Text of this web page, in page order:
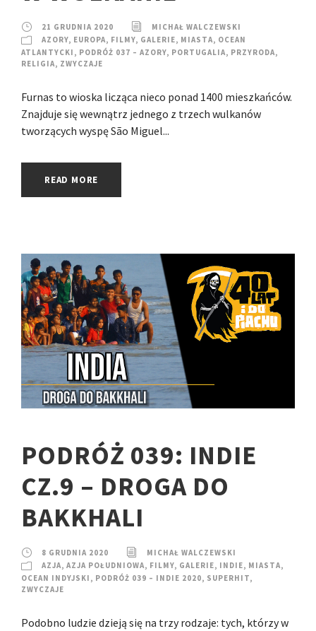
21 GRUDNIA 2020
MICHAŁ WALCZEWSKI
AZORY, EUROPA, FILMY, GALERIE, MIASTA, OCEAN
ATLANTYCKI , PODRÓŻ 037 – AZORY, PORTUGALIA, PRZYRODA,
RELIGIA, ZWYCZAJE
Furnas to wioska licząca nieco ponad 1400 mieszkańców.
Znajduje się wewnątrz jednego z trzech wulkanów
tworzących wyspę São Miguel...
READ MORE
PODRÓŻ 039: INDIE
CZ.9 – DROGA DO
BAKKHALI
8 GRUDNIA 2020
MICHAŁ WALCZEWSKI
AZJA, AZJA POŁUDNIOWA, FILMY, GALERIE, INDIE, MIASTA,
OCEAN INDYJSKI , PODRÓŻ 039 – INDIE 2020, SUPERHIT,
ZWYCZAJE
Podobno ludzie dzieją się na trzy rodzaje: tych, którzy w